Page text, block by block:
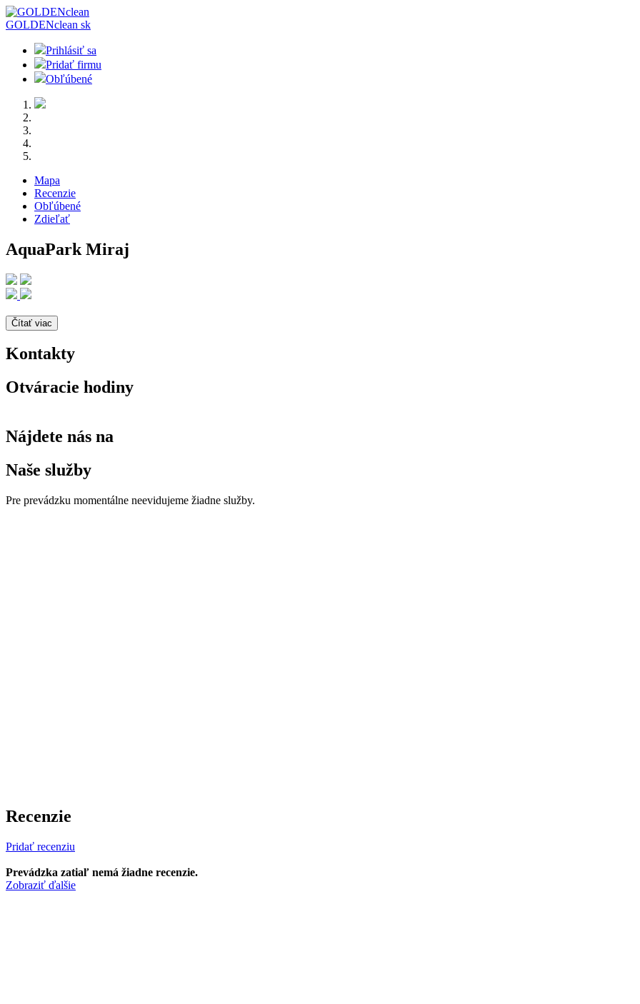
GOLDENclean sk
Prihlásiť sa
Pridať firmu
Obľúbené
Mapa
Recenzie
Obľúbené
Zdieľať
AquaPark Miraj
Čítať viac
Kontakty
Otváracie hodiny
Nájdete nás na
Naše služby
Pre prevádzku momentálne neevidujeme žiadne služby.
Recenzie
Pridať recenziu
Prevádzka zatiaľ nemá žiadne recenzie.
Zobraziť ďalšie